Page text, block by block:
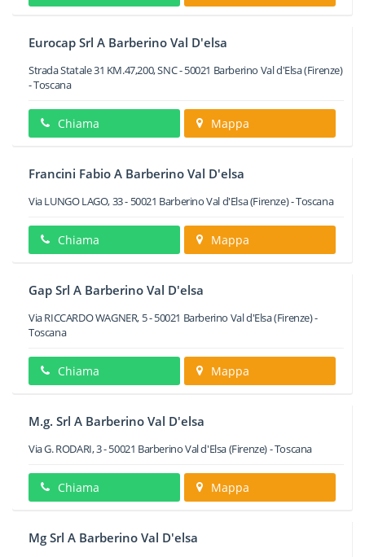
Eurocap Srl A Barberino Val D'elsa
Strada Statale 31 KM.47,200, SNC-50021 Barberino Val d'Elsa(Firenze)
-Toscana
Chiama Mappa
Francini Fabio A Barberino Val D'elsa
Via LUNGO LAGO, 33- 50021 Barberino Val d'Elsa(Firenze) -Toscana
Chiama Mappa
Gap Srl A Barberino Val D'elsa
Via RICCARDO WAGNER, 5-50021 Barberino Val d'Elsa(Firenze) -
Toscana
Chiama Mappa
M.g. Srl A Barberino Val D'elsa
Via G. RODARI, 3-50021 Barberino Val d'Elsa(Firenze) -Toscana
Chiama Mappa
Mg Srl A Barberino Val D'elsa